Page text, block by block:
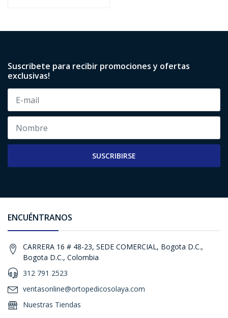
Suscribete para recibir promociones y ofertas
exclusivas!
SUSCRIBIRSE
ENCUÉNTRANOS
CARRERA 16 # 48-23, SEDE COMERCIAL, Bogota D.C.,
Bogota D.C., Colombia
312 791 2523
ventasonline@ortopedicosolaya.com
Nuestras Tiendas